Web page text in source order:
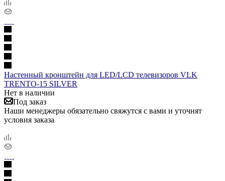
Настенный кронштейн для LED/LCD телевизоров VLK
TRENTO-15 SILVER
Нет в наличии
Под заказ
Наши менеджеры обязательно свяжутся с вами и уточнят
условия заказа